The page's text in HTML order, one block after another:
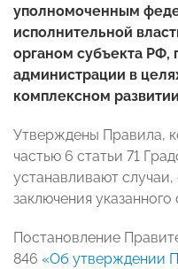
уполномоченным
исполнительной
органом субъекта РФ,
администрации в
комплексном
Утверждены Правила,
частью 6 статьи 71
устанавливают
заключения указанного
Постановление
846 «Об утверждении